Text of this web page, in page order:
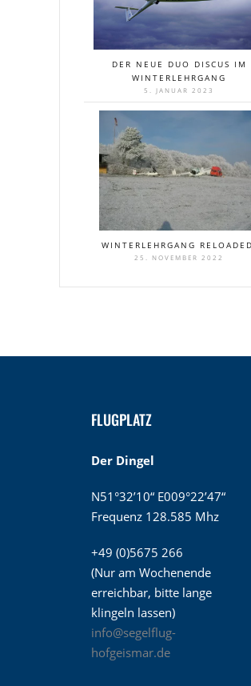
DER NEUE DUO DISCUS IM
WINTERLEHRGANG
5. JANUAR 2023
WINTERLEHRGANG
25. NOVEMBER 2022
FLUGPLATZ
Der Dingel
N51°32’10“ E009°22’47“
Frequenz 128.585 Mhz
+49 (0)5675 266
(Nur am Wochenende
erreichbar, bitte lange
klingeln lassen)
info@segelflug-
hofgeismar.de